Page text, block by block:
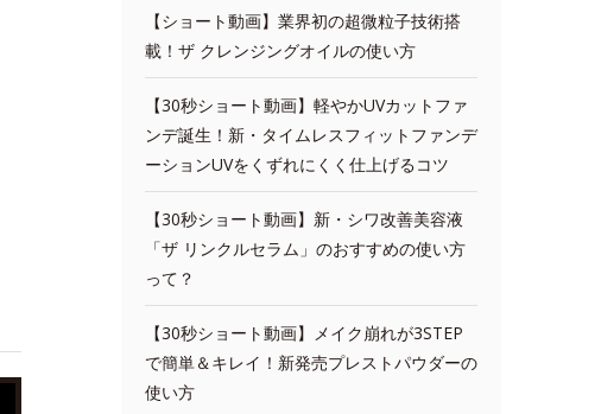
【ショート動画】業界初の超微粒子技術搭
載！ザ クレンジングオイルの使い方
【30秒ショート動画】軽やかUVカットファ
ンデ誕生！新・タイムレスフィットファンデ
ーションUVをくずれにくく仕上げるコツ
【30秒ショート動画】新・シワ改善美容液
「ザ リンクルセラム」のおすすめの使い方
って？
【30秒ショート動画】メイク崩れが3STEP
で簡単＆キレイ！新発売プレストパウダーの
使い方